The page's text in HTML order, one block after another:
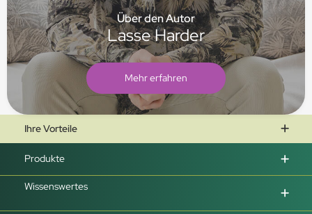
Über den Autor
Lasse Harder
Mehr erfahren
Ihre Vorteile
Produkte
Wissenswertes